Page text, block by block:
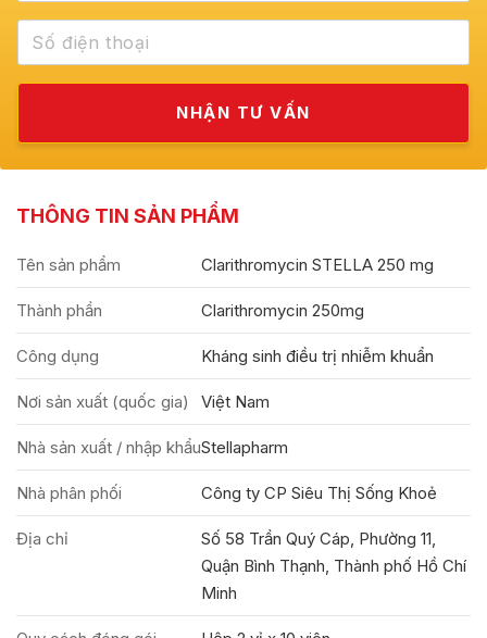
THÔNG TIN SẢN PHẨM
Tên sản phẩm Clarithromycin STELLA 250 mg
Thành phần Clarithromycin 250mg
Công dụng Kháng sinh điều trị nhiễm khuẩn
Nơi sản xuất (quốc gia) Việt Nam
Nhà sản xuất / nhập khẩuStellapharm
Nhà phân phối Công ty CP Siêu Thị Sống Khoẻ
Địa chỉ
Số 58 Trần Quý Cáp, Phường 11,
Quận Bình Thạnh, Thành phố Hồ Chí
Minh